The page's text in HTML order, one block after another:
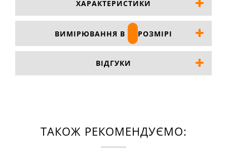
ХАРАКТЕРИСТИКИ
ВИМІРЮВАННЯ В РОЗМІРІ
ВІДГУКИ
ТАКОЖ РЕКОМЕНДУЄМО: